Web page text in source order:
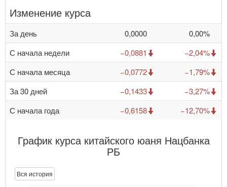
Изменение курса
За день 0,0000
0,00%
С начала недели
−0,0881
−2,04%
С начала месяца
−0,0772
−1,79%
За 30 дней
−0,1433
−3,27%
С начала года
−0,6158 −12,70%
График курса китайского юаня Нацбанка
РБ
Вся история